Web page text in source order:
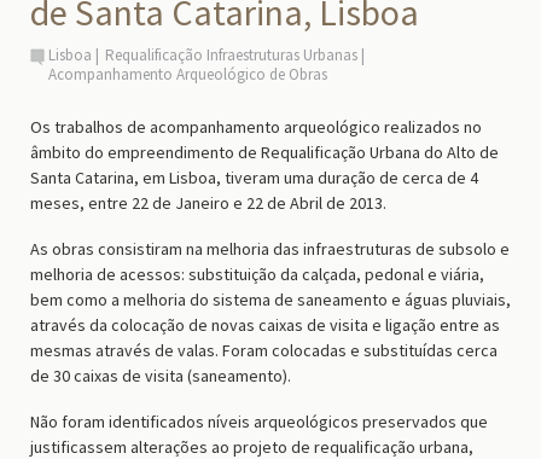
de Santa Catarina, Lisboa
Lisboa
Requalificação Infraestruturas Urbanas
Acompanhamento Arqueológico de Obras
Os trabalhos de acompanhamento arqueológico realizados no
âmbito do empreendimento de Requalificação Urbana do Alto de
Santa Catarina, em Lisboa, tiveram uma duração de cerca de 4
meses, entre 22 de Janeiro e 22 de Abril de 2013.
As obras consistiram na melhoria das infraestruturas de subsolo e
melhoria de acessos: substituição da calçada, pedonal e viária,
bem como a melhoria do sistema de saneamento e águas pluviais,
através da colocação de novas caixas de visita e ligação entre as
mesmas através de valas. Foram colocadas e substituídas cerca
de 30 caixas de visita (saneamento).
Não foram identificados níveis arqueológicos preservados que
justificassem alterações ao projeto de requalificação urbana,